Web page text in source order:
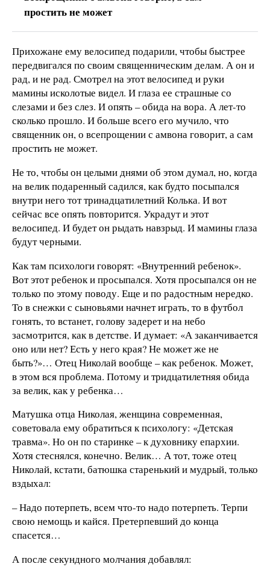
простить не может
Прихожане ему велосипед подарили, чтобы быстрее
передвигался по своим священническим делам. А он и
рад, и не рад. Смотрел на этот велосипед и руки
мамины исколотые видел. И глаза ее страшные со
слезами и без слез. И опять – обида на вора. А лет-то
сколько прошло. И больше всего его мучило, что
священник он, о всепрощении с амвона говорит, а сам
простить не может.
Не то, чтобы он целыми днями об этом думал, но, когда
на велик подаренный садился, как будто посыпался
внутри него тот тринадцатилетний Колька. И вот
сейчас все опять повторится. Украдут и этот
велосипед. И будет он рыдать навзрыд. И мамины глаза
будут черными.
Как там психологи говорят: «Внутренний ребенок».
Вот этот ребенок и просыпался. Хотя просыпался он не
только по этому поводу. Еще и по радостным нередко.
То в снежки с сыновьями начнет играть, то в футбол
гонять, то встанет, голову задерет и на небо
засмотрится, как в детстве. И думает: «А заканчивается
оно или нет? Есть у него края? Не может же не
быть?»… Отец Николай вообще – как ребенок. Может,
в этом вся проблема. Потому и тридцатилетняя обида
за велик, как у ребенка…
Матушка отца Николая, женщина современная,
советовала ему обратиться к психологу: «Детская
травма». Но он по старинке – к духовнику епархии.
Хотя стеснялся, конечно. Велик… А тот, тоже отец
Николай, кстати, батюшка старенький и мудрый, только
вздыхал:
– Надо потерпеть, всем что-то надо потерпеть. Терпи
свою немощь и кайся. Претерпевший до конца
спасется…
А после секундного молчания добавлял: